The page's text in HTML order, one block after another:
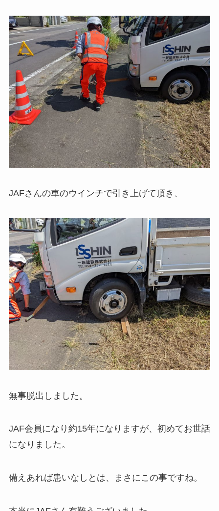
JAFさんの車のウインチで引き上げて頂き、
無事脱出しました。
JAF会員になり約15年になりますが、初めてお世話
になりました。
備えあれば患いなしとは、まさにこの事ですね。